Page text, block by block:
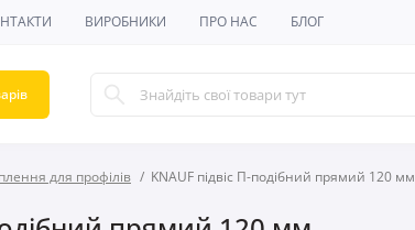
ВИРОБНИКИ ПРО НАС БЛОГ
для профілів KNAUF підвіс П-подібний прямий 120 мм